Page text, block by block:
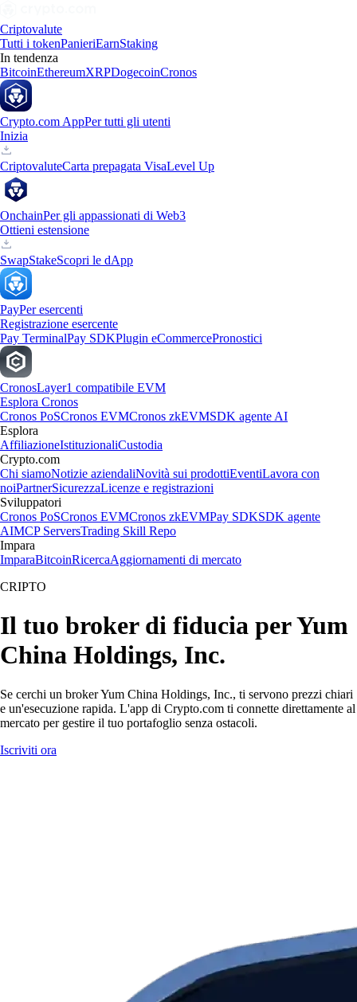
Criptovalute
Tutti i tokenPanieriEarnStaking
In tendenza
BitcoinEthereumXRPDogecoinCronos
Crypto.com AppPer tutti gli utenti
Inizia
CriptovaluteCarta prepagata VisaLevel Up
OnchainPer gli appassionati di Web3
Ottieni estensione
SwapStakeScopri le dApp
PayPer esercenti
Registrazione esercente
Pay TerminalPay SDKPlugin eCommercePronostici
CronosLayer1 compatibile EVM
Esplora Cronos
Cronos PoSCronos EVMCronos zkEVMSDK agente AI
Esplora
AffiliazioneIstituzionaliCustodia
Crypto.com
Chi siamoNotizie aziendaliNovità sui prodottiEventiLavora con
noiPartnerSicurezzaLicenze e registrazioni
Sviluppatori
Cronos PoSCronos EVMCronos zkEVMPay SDKSDK agente
AIMCP ServersTrading Skill Repo
Impara
ImparaBitcoinRicercaAggiornamenti di mercato
CRIPTO
Il tuo broker di fiducia per Yum
China Holdings, Inc.
Se cerchi un broker Yum China Holdings, Inc., ti servono prezzi chiari
e un'esecuzione rapida. L'app di Crypto.com ti connette direttamente al
mercato per gestire il tuo portafoglio senza ostacoli.
Iscriviti ora